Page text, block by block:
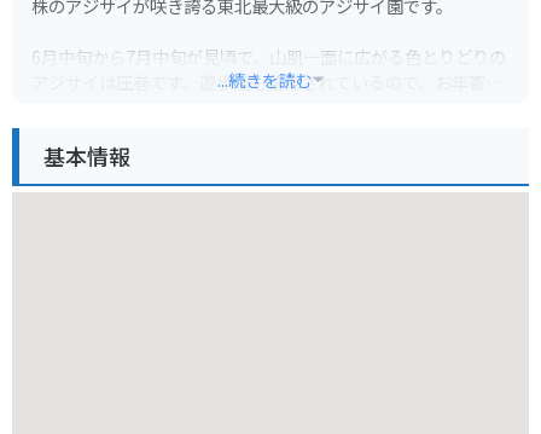
株のアジサイが咲き誇る東北最大級のアジサイ園です。
6月中旬から7月中旬が見頃で、山肌一面に広がる色とりどりの
アジサイは圧巻です。遊歩道も整備されているので、お年寄り
バイクで行く場合は、駐車場も広いので安心です。園内は勾配
...続きを読む
基本情報